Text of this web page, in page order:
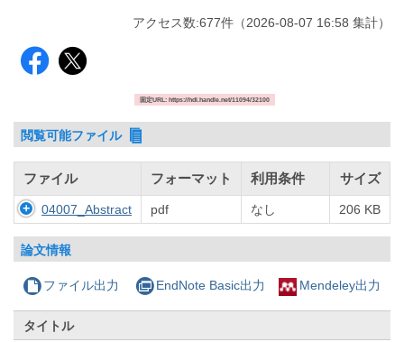
アクセス数:677件 （2026-08-07 16:58 集計）
固定URL: https://hdl.handle.net/11094/32100
閲覧可能ファイル
ファイル フォーマット 利用条件 サイズ
04007_Abstract pdf なし 206 KB
論文情報
ファイル出力 EndNote Basic出力 Mendeley出力
タイトル